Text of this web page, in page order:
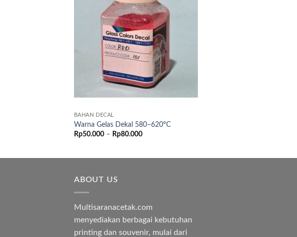
BAHAN DECAL
Warna Gelas Dekal 580–620°C
Rp50.000 – Rp80.000Price
ABOUT US
Multisaranacetak.com
menyediakan berbagai kebutuhan
printing dan souvenir, mulai dari